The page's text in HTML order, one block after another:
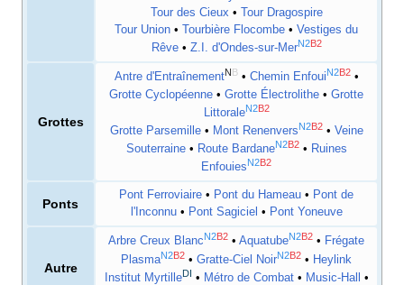
Tour des Cieux •
Tour Dragospire
Tour Union • Tourbière Flocombe • Vestiges du
Rêve• Z.I. d'Ondes-sur-MerN2B2
Grottes
Antre d'EntraînementN B• Chemin EnfouiN2B2•
Grotte Cyclopéenne • Grotte Électrolithe • Grotte
LittoraleN2B2
Grotte Parsemille• Mont RenenversN2B2• Veine
Souterraine• Route BardaneN2B2• Ruines
EnfouiesN2B2
Ponts
Pont Ferroviaire • Pont du Hameau • Pont de
l'Inconnu• Pont Sagiciel • Pont Yoneuve
Autre
Arbre Creux BlancN2B2 • AquatubeN2B2 • Frégate
PlasmaN2B2 • Gratte-Ciel NoirN2B2 • Heylink
Institut MyrtilleDI • Métro de Combat• Music-Hall •